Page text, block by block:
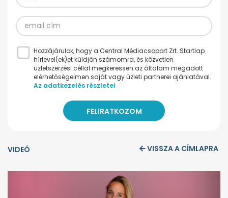
Hozzájárulok, hogy a Central Médiacsoport Zrt. Startlap
hírlevel(ek)et küldjön számomra, és közvetlen
üzletszerzési céllal megkeressen az általam megadott
elérhetőségeimen saját vagy üzleti partnerei ajánlatával.
Az adatkezelés részletei
VIDEÓ VISSZA A CÍMLAPRA